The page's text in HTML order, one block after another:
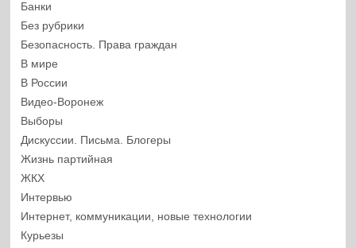
Банки
Без рубрики
Безопасность. Права граждан
В мире
В России
Видео-Воронеж
Выборы
Дискуссии. Письма. Блогеры
Жизнь партийная
ЖКХ
Интервью
Интернет, коммуникации, новые технологии
Курьезы